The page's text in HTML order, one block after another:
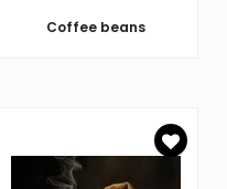
Coffee beans